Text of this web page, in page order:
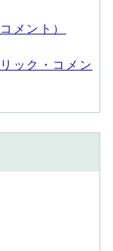
メント）
ック・コメン